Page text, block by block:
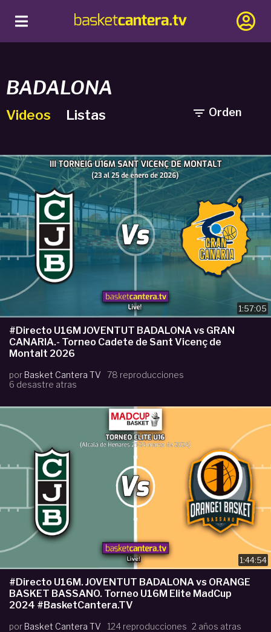
BADALONA
 Orden
Videos Listas
1:57:05
#Directo U16M JOVENTUT BADALONA vs GRAN
CANARIA.- Torneo Cadete de Sant Vicenç de
Montalt 2026
por Basket Cantera TV
78 reproducciones
6 desastre atras
1:44:54
#Directo U16M. JOVENTUT BADALONA vs ORANGE
BASKET BASSANO. Torneo U16M Elite MadCup
2024 #BasketCantera.TV
por Basket Cantera TV 124 reproducciones 2 años atras